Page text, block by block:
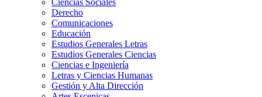
Ciencias Sociales
Derecho
Comunicaciones
Educación
Estudios Generales Letras
Estudios Generales Ciencias
Ciencias e Ingeniería
Letras y Ciencias Humanas
Gestión y Alta Dirección